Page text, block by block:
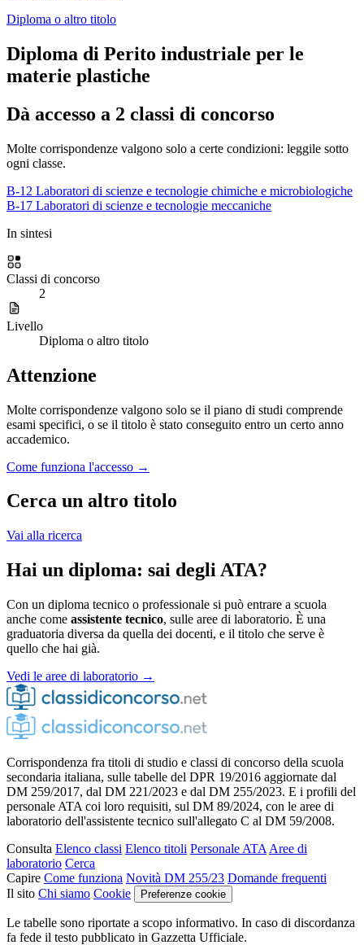
Diploma o altro titolo
Diploma di Perito industriale per le
materie plastiche
Dà accesso a 2 classi di concorso
Molte corrispondenze valgono solo a certe condizioni: leggile sotto
ogni classe.
B-12 Laboratori di scienze e tecnologie chimiche e microbiologiche
B-17 Laboratori di scienze e tecnologie meccaniche
In sintesi
Classi di concorso
2
Livello
Diploma o altro titolo
Attenzione
Molte corrispondenze valgono solo se il piano di studi comprende
esami specifici, o se il titolo è stato conseguito entro un certo anno
accademico.
Come funziona l'accesso →
Cerca un altro titolo
Vai alla ricerca
Hai un diploma: sai degli ATA?
Con un diploma tecnico o professionale si può entrare a scuola
anche come assistente tecnico, sulle aree di laboratorio. È una
graduatoria diversa da quella dei docenti, e il titolo che serve è
quello che hai già.
Vedi le aree di laboratorio →
Corrispondenza fra titoli di studio e classi di concorso della scuola
secondaria italiana, sulle tabelle del DPR 19/2016 aggiornate dal
DM 259/2017, dal DM 221/2023 e dal DM 255/2023. E i profili del
personale ATA coi loro requisiti, sul DM 89/2024, con le aree di
laboratorio dell'assistente tecnico sull'allegato C al DM 59/2008.
Consulta Elenco classi Elenco titoli Personale ATA Aree di
laboratorio Cerca
Capire Come funziona Novità DM 255/23 Domande frequenti
Il sito Chi siamo Cookie Preferenze cookie
Le tabelle sono riportate a scopo informativo. In caso di discordanza
fa fede il testo pubblicato in Gazzetta Ufficiale.